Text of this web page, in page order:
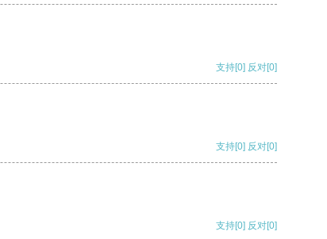
支持[0] 反对[0]
支持[0] 反对[0]
支持[0] 反对[0]